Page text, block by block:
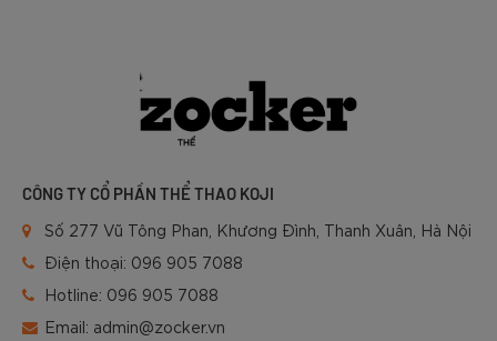
CÔNG TY CỔ PHẦN THỂ THAO KOJI
Số 277 Vũ Tông Phan, Khương Đình, Thanh Xuân, Hà Nội
Điện thoại: 096 905 7088
Hotline: 096 905 7088
Email: admin@zocker.vn